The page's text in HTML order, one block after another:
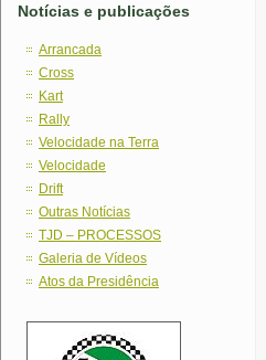
Notícias e publicações
Arrancada
Cross
Kart
Rally
Velocidade na Terra
Velocidade
Drift
Outras Notícias
TJD – PROCESSOS
Galeria de Vídeos
Atos da Presidência